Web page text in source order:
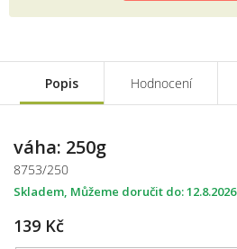
Popis Hodnocení
váha: 250g
8753/250
139 Kč
Skladem 12.8.2026